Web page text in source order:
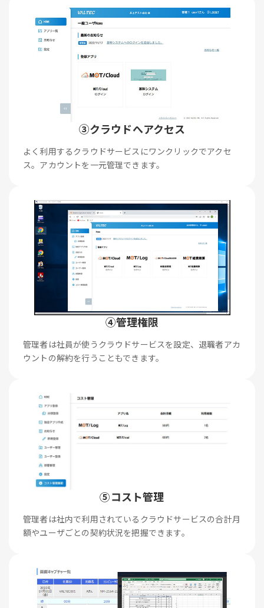
③クラウドへアクセス
よく利用するクラウドサービスにワンクリックでアクセ
ス。アカウントを一元管理できます。
④管理権限
管理者は社員が使うクラウドサービスを設定、退職者アカ
ウントの解約を行うこともできます。
⑤コスト管理
管理者は社内で利用されているクラウドサービスの合計月
額やユーザごとの契約状況を把握できます。